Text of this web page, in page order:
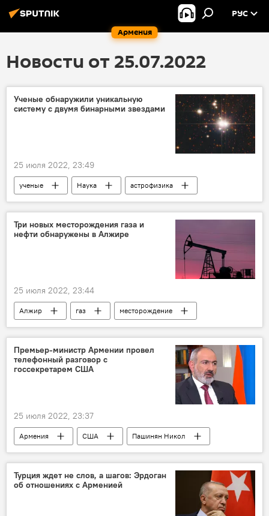
Армения
РУС
Новости от 25.07.2022
Ученые обнаружили уникальную
систему с двумя бинарными звездами
25 июля 2022, 23:49
ученые Наука
астрофизика
система
звезды
Три новых месторождения газа и
нефти обнаружены в Алжире
25 июля 2022, 23:44
Алжир газ
месторождение
нефть
Премьер-министр Армении провел
телефонный разговор с
госсекретарем США
25 июля 2022, 23:37
Армения США
Пашинян Никол
Энтони Блинкен
телефонный разговор
Турция ждет не слов, а шагов: Эрдоган
об отношениях с Арменией